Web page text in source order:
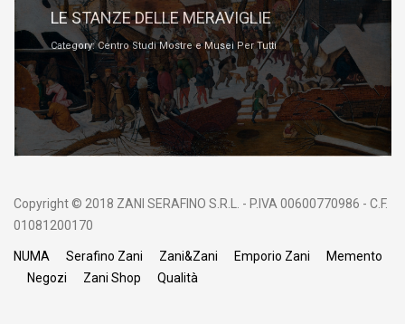
LE STANZE DELLE MERAVIGLIE
Category: Centro Studi Mostre e Musei Per Tutti
Copyright © 2018 ZANI SERAFINO S.R.L. - P.IVA 00600770986 - C.F.
01081200170
NUMA Serafino Zani Zani&Zani Emporio Zani
Memento
Negozi
Zani Shop Qualità